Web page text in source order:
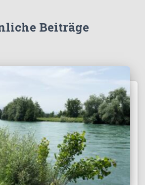
Beiträge